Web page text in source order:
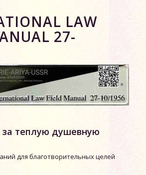
LAW
27-
теплую душевную
для благотворительных целей